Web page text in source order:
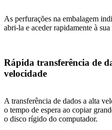
As perfurações na embalagem
abri-la e aceder rapidamente à
Rápida transferência de
velocidade
A transferência de dados a alta
o tempo de espera ao copiar
o disco rígido do computador.